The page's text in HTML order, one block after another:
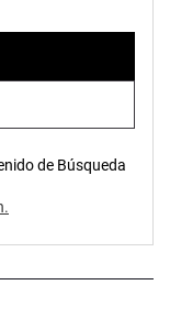
de Búsqueda